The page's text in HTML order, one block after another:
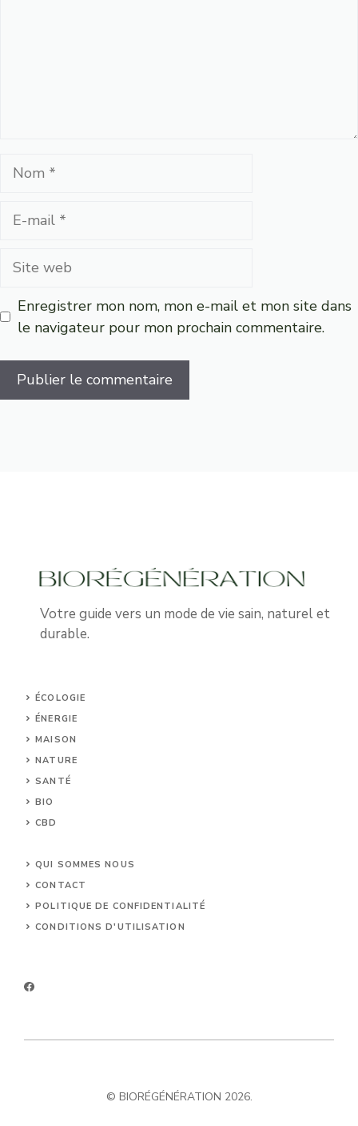
Nom
Site
Enregistrer mon nom, mon e-mail et mon site dans
le navigateur pour mon prochain commentaire.
Votre guide vers un mode de vie sain, naturel et
durable.
ÉCOLOGIE
ÉNERGIE
MAISON
NATURE
SANTÉ
BIO
CBD
QUI SOMMES NOUS
CONTACT
POLITIQUE DE CONFIDENTIALITÉ
CONDITIONS D'UTILISATION
© BIORÉGÉNÉRATION 2026.